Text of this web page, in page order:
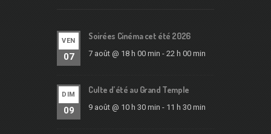
VEN
07
Soirées Cinéma cet été 2026
7 août @ 18 h 00 min - 22 h 00 min
DIM
09
Culte d’été au Grand Temple
9 août @ 10 h 30 min - 11 h 30 min